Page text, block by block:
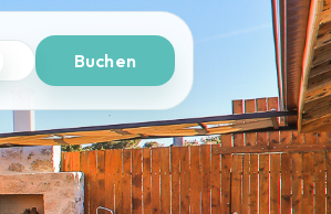
Buchen